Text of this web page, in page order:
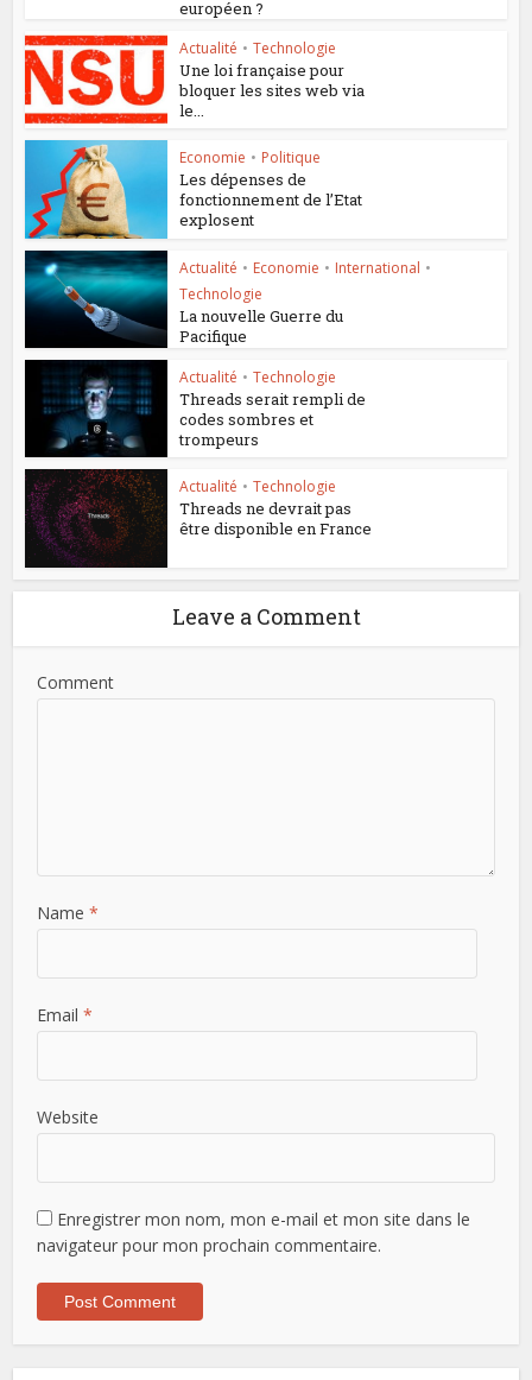
européen ?
Actualité • Technologie
Une loi française pour
bloquer les sites web via
le...
Economie • Politique
Les dépenses de
fonctionnement de l’Etat
explosent
Actualité • Economie • International •
Technologie
La nouvelle Guerre du
Pacifique
Actualité • Technologie
Threads serait rempli de
codes sombres et
trompeurs
Actualité • Technologie
Threads ne devrait pas
être disponible en France
Leave a Comment
Comment
Name *
Email *
Website
Enregistrer mon nom, mon e-mail et mon site dans le
navigateur pour mon prochain commentaire.